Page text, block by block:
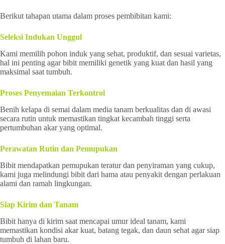
Berikut tahapan utama dalam proses pembibitan kami:
Seleksi Indukan Unggul
Kami memilih pohon induk yang sehat, produktif, dan sesuai varietas,
hal ini penting agar bibit memiliki genetik yang kuat dan hasil yang
maksimal saat tumbuh.
Proses Penyemaian Terkontrol
Benih kelapa di semai dalam media tanam berkualitas dan di awasi
secara rutin untuk memastikan tingkat kecambah tinggi serta
pertumbuhan akar yang optimal.
Perawatan Rutin dan Pemupukan
Bibit mendapatkan pemupukan teratur dan penyiraman yang cukup,
kami juga melindungi bibit dari hama atau penyakit dengan perlakuan
alami dan ramah lingkungan.
Siap Kirim dan Tanam
Bibit hanya di kirim saat mencapai umur ideal tanam, kami
memastikan kondisi akar kuat, batang tegak, dan daun sehat agar siap
tumbuh di lahan baru.